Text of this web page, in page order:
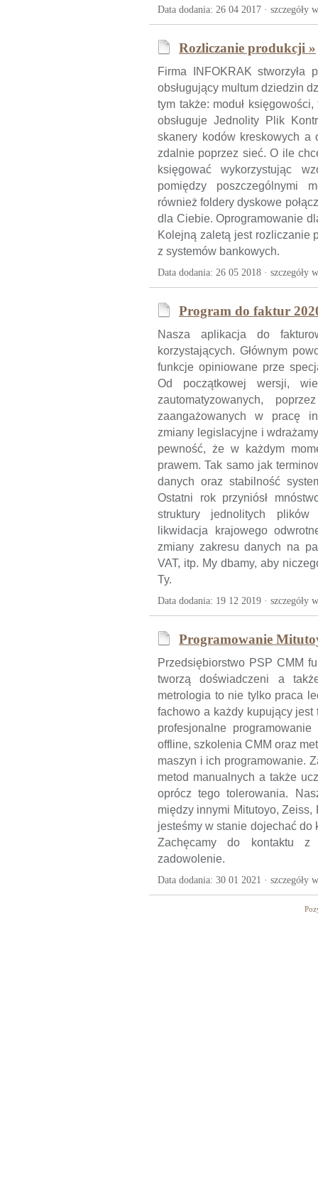
Data dodania: 26 04 2017 · szczegóły
Rozliczanie produkcji »
Firma INFOKRAK stworzyła
obsługujący multum dziedzin
tym także: moduł
obsługuje Jednolity Plik
skanery kodów kreskowych a
zdalnie poprzez sieć. O ile
księgować wykorzystując
pomiędzy poszczególnymi
również foldery dyskowe
dla Ciebie. Oprogramowanie
Kolejną zaletą jest rozliczanie
z systemów bankowych.
Data dodania: 26 05 2018 · szczegóły
Program do faktur
Nasza aplikacja do
korzystających. Głównym
funkcje opiniowane prze
Od początkowej wersji,
zautomatyzowanych,
zaangażowanych w pracę
zmiany legislacyjne i
pewność, że w każdym
prawem. Tak samo jak
danych oraz stabilność
Ostatni rok przyniósł
struktury jednolitych plików
likwidacja krajowego
zmiany zakresu danych na
VAT, itp. My dbamy, aby
Ty.
Data dodania: 19 12 2019 · szczegóły
Programowanie
Przedsiębiorstwo PSP CMM
tworzą doświadczeni a
metrologia to nie tylko praca
fachowo a każdy kupujący
profesjonalne
offline, szkolenia CMM oraz
maszyn i ich programowanie.
metod manualnych a także
oprócz tego tolerowania.
między innymi Mitutoyo, Zeiss,
jesteśmy w stanie dojechać do
Zachęcamy do kontaktu z
zadowolenie.
Data dodania: 30 01 2021 · szczegóły